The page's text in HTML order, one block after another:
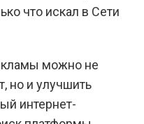
что искал в Сети
можно не
но и улучшить
интернет-